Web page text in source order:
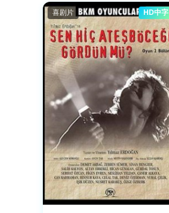
喜剧片 HD中字